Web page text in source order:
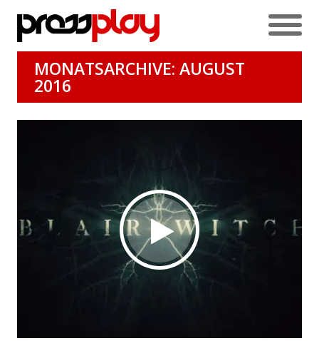
MONATSARCHIVE: AUGUST
2016